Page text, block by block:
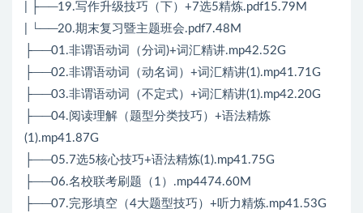
| ├──19.写作升级技巧（下）+7选5精炼.pdf15.79M
| └──20.期末复习暨主题班会.pdf7.48M
├──01.非谓语动词（分词)+词汇精讲.mp42.52G
├──02.非谓语动词（动名词）+词汇精讲(1).mp41.71G
├──03.非谓语动词（不定式）+词汇精讲(1).mp42.20G
├──04.阅读理解（题型分类技巧）+语法精炼
(1).mp41.87G
├──05.7选5核心技巧+语法精炼(1).mp41.75G
├──06.名校联考刷题（1）.mp4474.60M
├──07.完形填空（4大题型技巧）+听力精炼.mp41.53G